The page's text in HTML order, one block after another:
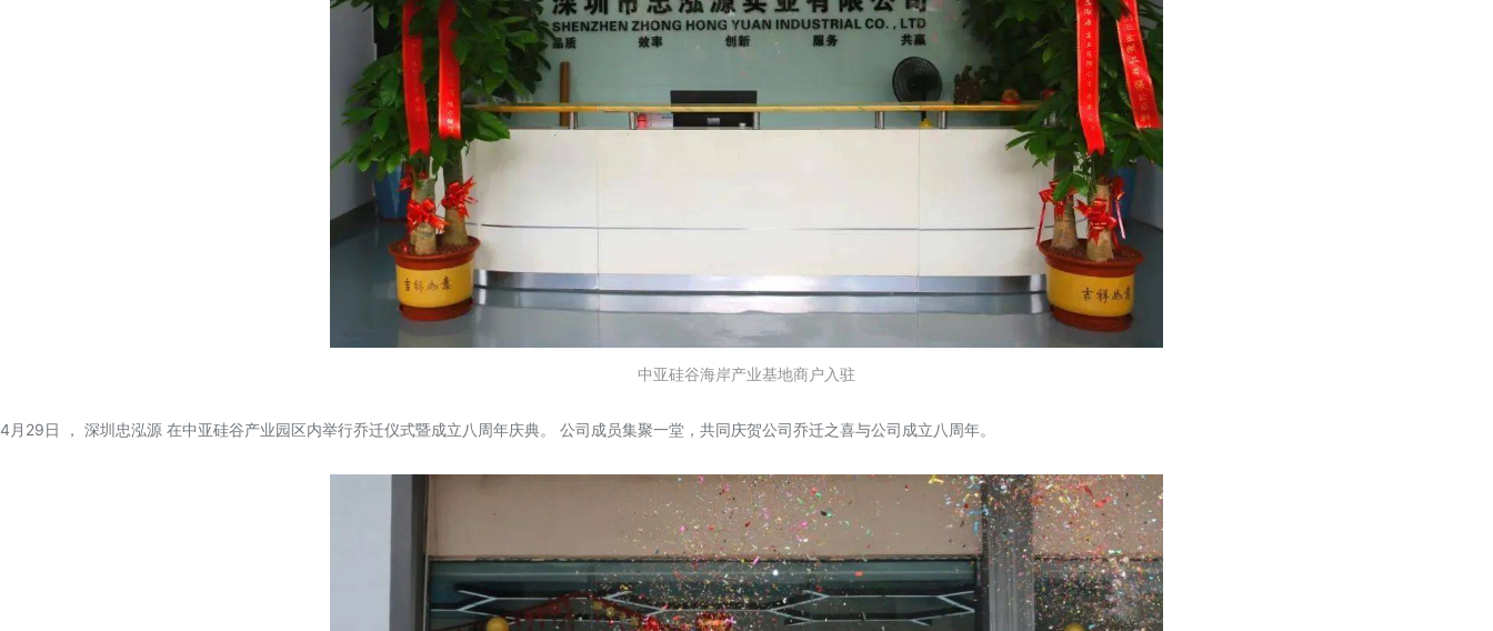
中亚硅谷海岸产业基地商户入驻
4月29日 ， 深圳忠泓源 在中亚硅谷产业园区内举行乔迁仪式暨成立八周年庆典。 公司成员集聚一堂，共同庆贺公司乔迁之喜与公司成立八周年。